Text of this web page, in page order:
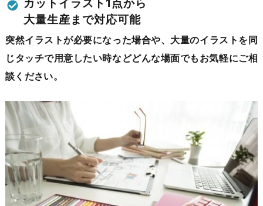
カットイラスト1点から
大量生産まで対応可能
突然イラストが必要になった場合や、大量のイラストを同
じタッチで用意したい時などどんな場面でもお気軽にご相
談ください。